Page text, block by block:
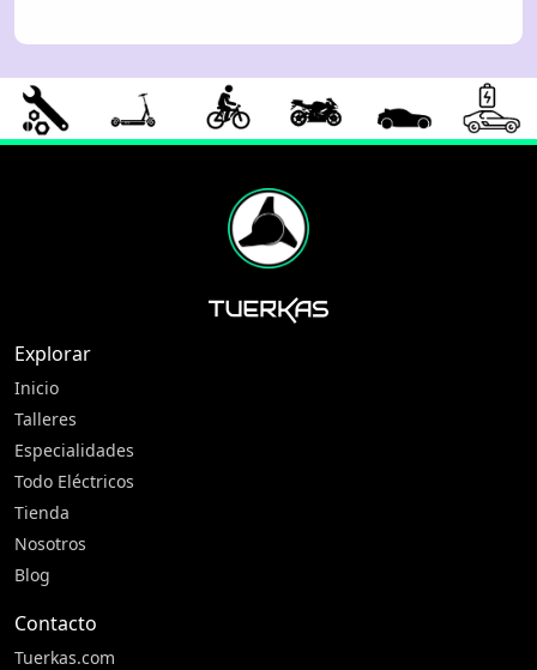
Explorar
Inicio
Talleres
Especialidades
Todo Eléctricos
Tienda
Nosotros
Blog
Contacto
Tuerkas.com